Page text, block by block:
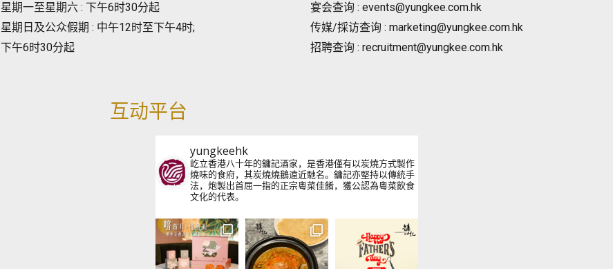
星期一至星期六 : 下午6时30分起
星期日及公众假期 : 中午12时至下午4时;
下午6时30分起
宴会查询 : events@yungkee.com.hk
传媒/採访查询 : marketing@yungkee.com.hk
招聘查询 : recruitment@yungkee.com.hk
互动平台
yungkeehk
屹立香港八十年的鏞記酒家，是香港僅有以炭燒方式製作
燒味的食府，其炭燒燒鵝遠近馳名。鏞記亦堅持以傳統手
法，炮製出首屈一指的正宗粵菜佳餚，獲公認為粵菜飲食
文化的代表。